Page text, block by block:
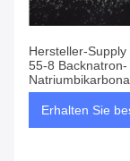
Hersteller-Supply
55-8 Backnatron-
99,8%
Erhalten Sie